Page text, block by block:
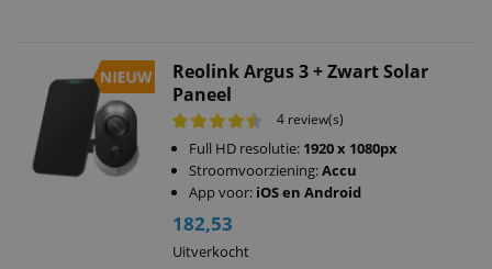
Reolink Argus 3 + Zwart Solar
Paneel
4 review(s)
Full HD resolutie: 1920 x 1080px
Stroomvoorziening:Accu
App voor: iOS en Android
182,53
Uitverkocht